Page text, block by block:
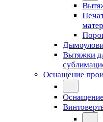
Вытяжки
Оснащение